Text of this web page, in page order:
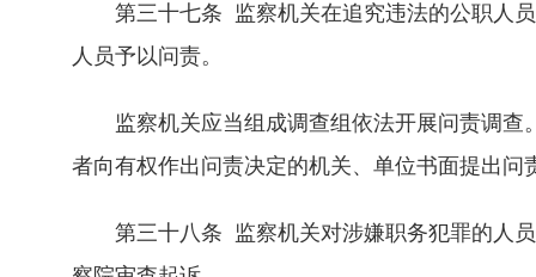
第三十七条 监察机关在追究违法的公职人员
人员予以问责。
监察机关应当组成调查组依法开展问责调查
者向有权作出问责决定的机关、单位书面提出问
第三十八条 监察机关对涉嫌职务犯罪的人员